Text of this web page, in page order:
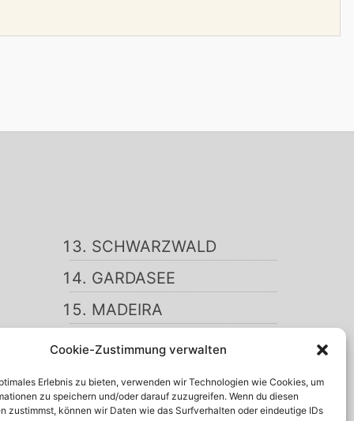
Cookie-Zustimmung verwalten
Erlebnis zu bieten, verwenden wir Technologien wie Cookies, um
zu speichern und/oder darauf zuzugreifen. Wenn du diesen
zustimmst, können wir Daten wie das Surfverhalten oder eindeutige IDs
SCHWARZWALD
GARDASEE
MADEIRA
TENERIFFA
ISTRIEN